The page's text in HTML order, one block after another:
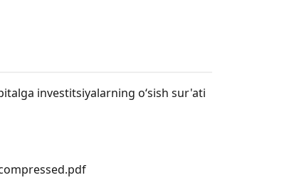
investitsiyalarning o‘sish sur'ati